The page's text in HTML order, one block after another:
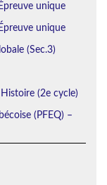
unique
unique
(Sec.3)
(2e cycle)
(PFEQ) –